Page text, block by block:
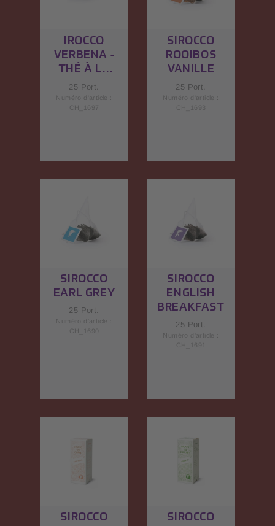
IROCCO
VERBENA -
THÉ À LA
VERVEINE
25 Port.
Numéro d'article :
CH_1697
SIROCCO
ROOIBOS
VANILLE
25 Port.
Numéro d'article :
CH_1693
SIROCCO
EARL GREY
25 Port.
Numéro d'article :
CH_1690
SIROCCO
ENGLISH
BREAKFAST
25 Port.
Numéro d'article :
CH_1691
SIROCCO
SIROCCO